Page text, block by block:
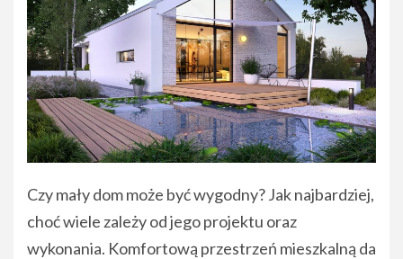
Czy mały dom może być wygodny? Jak najbardziej,
choć wiele zależy od jego projektu oraz
wykonania. Komfortową przestrzeń mieszkalną da